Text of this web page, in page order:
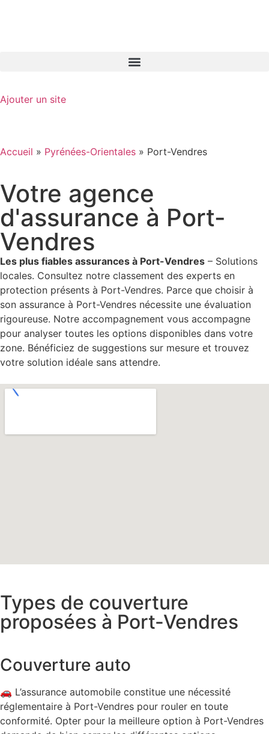
Ajouter un site
Accueil » Pyrénées-Orientales » Port-Vendres
Votre agence
d'assurance à Port-
Vendres
Les plus fiables assurances à Port-Vendres – Solutions
locales. Consultez notre classement des experts en
protection présents à Port-Vendres. Parce que choisir à
son assurance à Port-Vendres nécessite une évaluation
rigoureuse. Notre accompagnement vous accompagne
pour analyser toutes les options disponibles dans votre
zone. Bénéficiez de suggestions sur mesure et trouvez
votre solution idéale sans attendre.
Types de couverture
proposées à Port-Vendres
Couverture auto
🚗 L’assurance automobile constitue une nécessité
réglementaire à Port-Vendres pour rouler en toute
conformité. Opter pour la meilleure option à Port-Vendres